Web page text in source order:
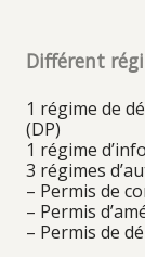
Sentiers
Histoire et
Différent
1 régime de
(DP)
1 régime
3 régimes
– Permis de
– Permis
– Permis de